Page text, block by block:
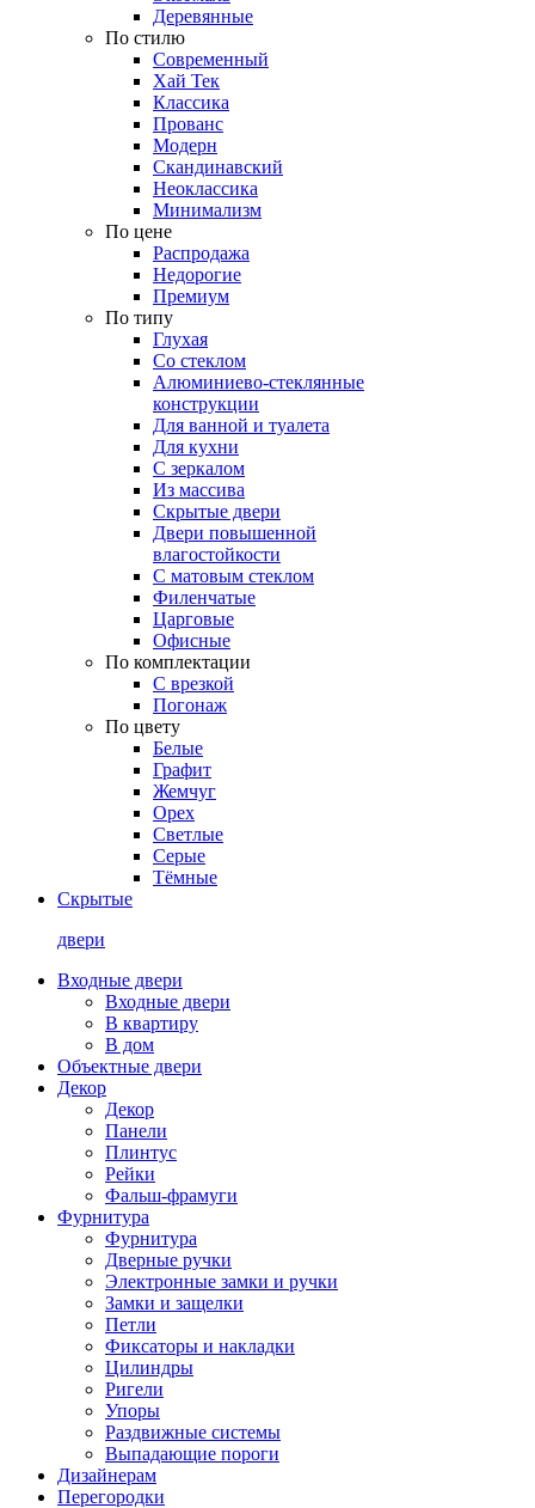
Деревянные
По стилю
Современный
Хай Тек
Классика
Прованс
Модерн
Скандинавский
Неоклассика
Минимализм
По цене
Распродажа
Недорогие
Премиум
По типу
Глухая
Со стеклом
Алюминиево-стеклянные
конструкции
Для ванной и туалета
Для кухни
С зеркалом
Из массива
Скрытые двери
Двери повышенной
влагостойкости
С матовым стеклом
Филенчатые
Царговые
Офисные
По комплектации
С врезкой
Погонаж
По цвету
Белые
Графит
Жемчуг
Орех
Светлые
Серые
Тёмные
Скрытые
двери
Входные двери
Входные двери
В квартиру
В дом
Объектные двери
Декор
Декор
Панели
Плинтус
Рейки
Фальш-фрамуги
Фурнитура
Фурнитура
Дверные ручки
Электронные замки и ручки
Замки и защелки
Петли
Фиксаторы и накладки
Цилиндры
Ригели
Упоры
Раздвижные системы
Выпадающие пороги
Дизайнерам
Перегородки